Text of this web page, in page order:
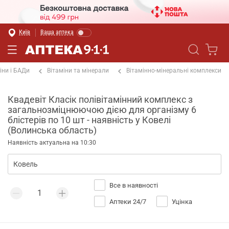
Київ Ваша аптека
і БАДи Вітаміни та мінерали Вітамінно-мінеральні комплекси
Квадевіт Класік полівітамінний комплекс з
загальнозміцнюючою дією для організму 6
блістерів по 10 шт - наявність у Ковелі
(Волинська область)
Наявність актуальна на 10:30
Все в наявності
Аптеки 24/7 Уцінка